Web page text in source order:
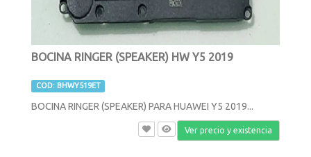
BOCINA RINGER (SPEAKER) HW Y5 2019
COD: BHWY519ET
BOCINA RINGER (SPEAKER) PARA HUAWEI Y5 2019...
Ver precio y existencia